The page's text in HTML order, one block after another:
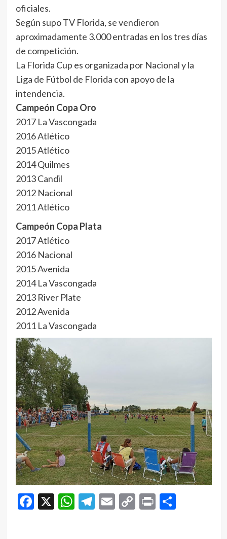
oficiales.
Según supo TV Florida, se vendieron
aproximadamente 3.000 entradas en los tres días
de competición.
La Florida Cup es organizada por Nacional y la
Liga de Fútbol de Florida con apoyo de la
intendencia.
Campeón Copa Oro
2017 La Vascongada
2016 Atlético
2015 Atlético
2014 Quilmes
2013 Candil
2012 Nacional
2011 Atlético
Campeón Copa Plata
2017 Atlético
2016 Nacional
2015 Avenida
2014 La Vascongada
2013 River Plate
2012 Avenida
2011 La Vascongada
Facebook
X WhatsApp
Telegram
EmailCopy
Print